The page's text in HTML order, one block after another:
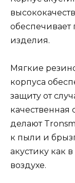
обеспечивает
изделия.
Мягкие
корпуса
защиту от
качественная
делают
к пыли и
акустику как
воздухе.